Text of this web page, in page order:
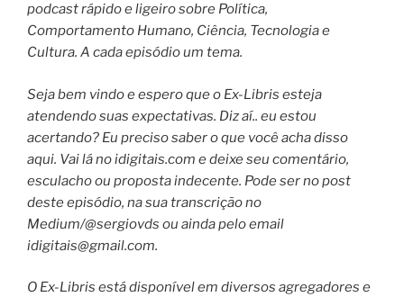
podcast rápido e ligeiro sobre Política,
Comportamento Humano, Ciência, Tecnologia e
Cultura. A cada episódio um tema.
Seja bem vindo e espero que o Ex-Libris esteja
atendendo suas expectativas. Diz aí.. eu estou
acertando? Eu preciso saber o que você acha disso
aqui. Vai lá no idigitais.com e deixe seu comentário,
esculacho ou proposta indecente. Pode ser no post
deste episódio, na sua transcrição no
Medium/@sergiovds ou ainda pelo email
idigitais@gmail.com.
O Ex-Libris está disponível em diversos agregadores e